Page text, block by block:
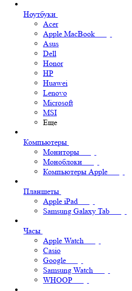
Ноутбуки
Acer
Apple MacBook
Asus
Dell
Honor
HP
Huawei
Lenovo
Microsoft
MSI
Еще
Компьютеры
Мониторы
Моноблоки
Компьютеры Apple
Планшеты
Apple iPad
Samsung Galaxy Tab
Часы
Apple Watch
Casio
Google
Samsung Watch
WHOOP